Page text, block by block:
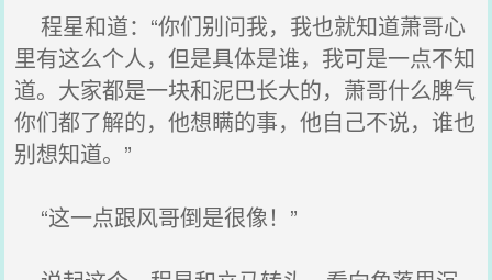
程星和道：“你们别问我，我也就知道萧哥心
里有这么个人，但是具体是谁，我可是一点不知
道。大家都是一块和泥巴长大的，萧哥什么脾气
你们都了解的，他想瞒的事，他自己不说，谁也
别想知道。”
“这一点跟风哥倒是很像！”